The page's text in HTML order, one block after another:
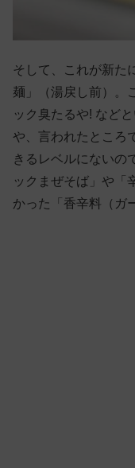
そして、これが新た
麺」（湯戻し前）。
ック臭たるや! など
や、言われたところ
きるレベルにないの
ックまぜそば」や「
かった「香辛料（ガ